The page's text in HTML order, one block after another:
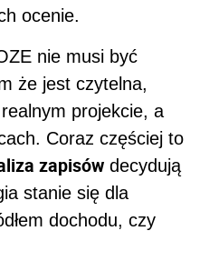
ocenie.
nie musi być
że jest czytelna,
projekcie, a
Coraz częściej to
zapisów decydują
stanie się dla
dochodu, czy